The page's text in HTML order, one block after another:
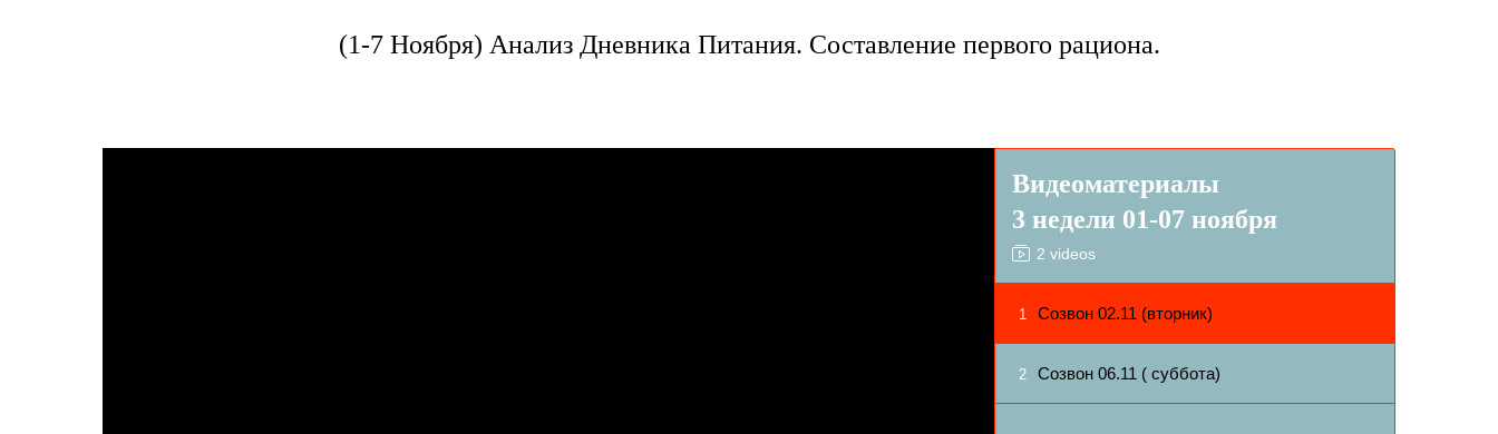
(1-7 Ноября) Анализ Дневника Питания. Составление первого рациона.
Видеоматериалы
3 недели 01-07 ноября
2 videos
1 Созвон 02.11 (вторник)
2 Созвон 06.11 ( суббота)